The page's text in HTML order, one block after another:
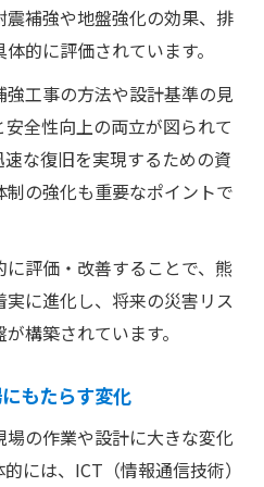
補強や地盤強化の効果、排
的に評価されています。
工事の方法や設計基準の見
全性向上の両立が図られて
な復旧を実現するための資
の強化も重要なポイントで
評価・改善することで、熊
に進化し、将来の災害リス
構築されています。
もたらす変化
の作業や設計に大きな変化
には、ICT（情報通信技術）